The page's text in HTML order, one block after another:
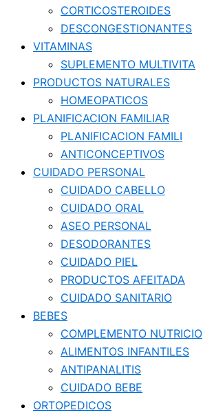
CORTICOSTEROIDES
DESCONGESTIONANTES
VITAMINAS
SUPLEMENTO MULTIVITA
PRODUCTOS NATURALES
HOMEOPATICOS
PLANIFICACION FAMILIAR
PLANIFICACION FAMILI
ANTICONCEPTIVOS
CUIDADO PERSONAL
CUIDADO CABELLO
CUIDADO ORAL
ASEO PERSONAL
DESODORANTES
CUIDADO PIEL
PRODUCTOS AFEITADA
CUIDADO SANITARIO
BEBES
COMPLEMENTO NUTRICIO
ALIMENTOS INFANTILES
ANTIPANALITIS
CUIDADO BEBE
ORTOPEDICOS